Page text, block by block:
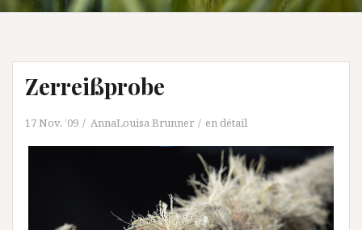
Zerreißprobe
17 Nov. ’09 AnnaLouisa Brunner en détail